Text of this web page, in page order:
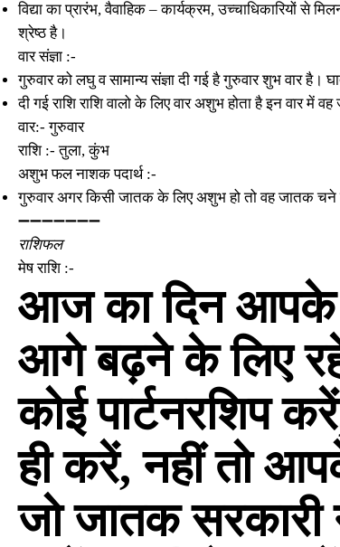
विद्या का प्रारंभ, वैवाहिक – कार्यक्रम, उच्चाधिकारियों
श्रेष्ठ है।
वार संज्ञा :-
गुरुवार को लघु व सामान्य संज्ञा दी गई है गुरुवार शुभ वार है।
दी गई राशि राशि वालो के लिए वार अशुभ होता है इन वार में
वार:- गुरुवार
राशि :- तुला, कुंभ
अशुभ फल नाशक पदार्थ :-
गुरुवार अगर किसी जातक के लिए अशुभ हो तो वह जातक
➖➖➖➖➖➖➖
राशिफल
मेष राशि :-
आज का दिन आपके
आगे बढ़ने के लिए
कोई पार्टनरशिप
ही करें, नहीं तो
जो जातक सरकारी